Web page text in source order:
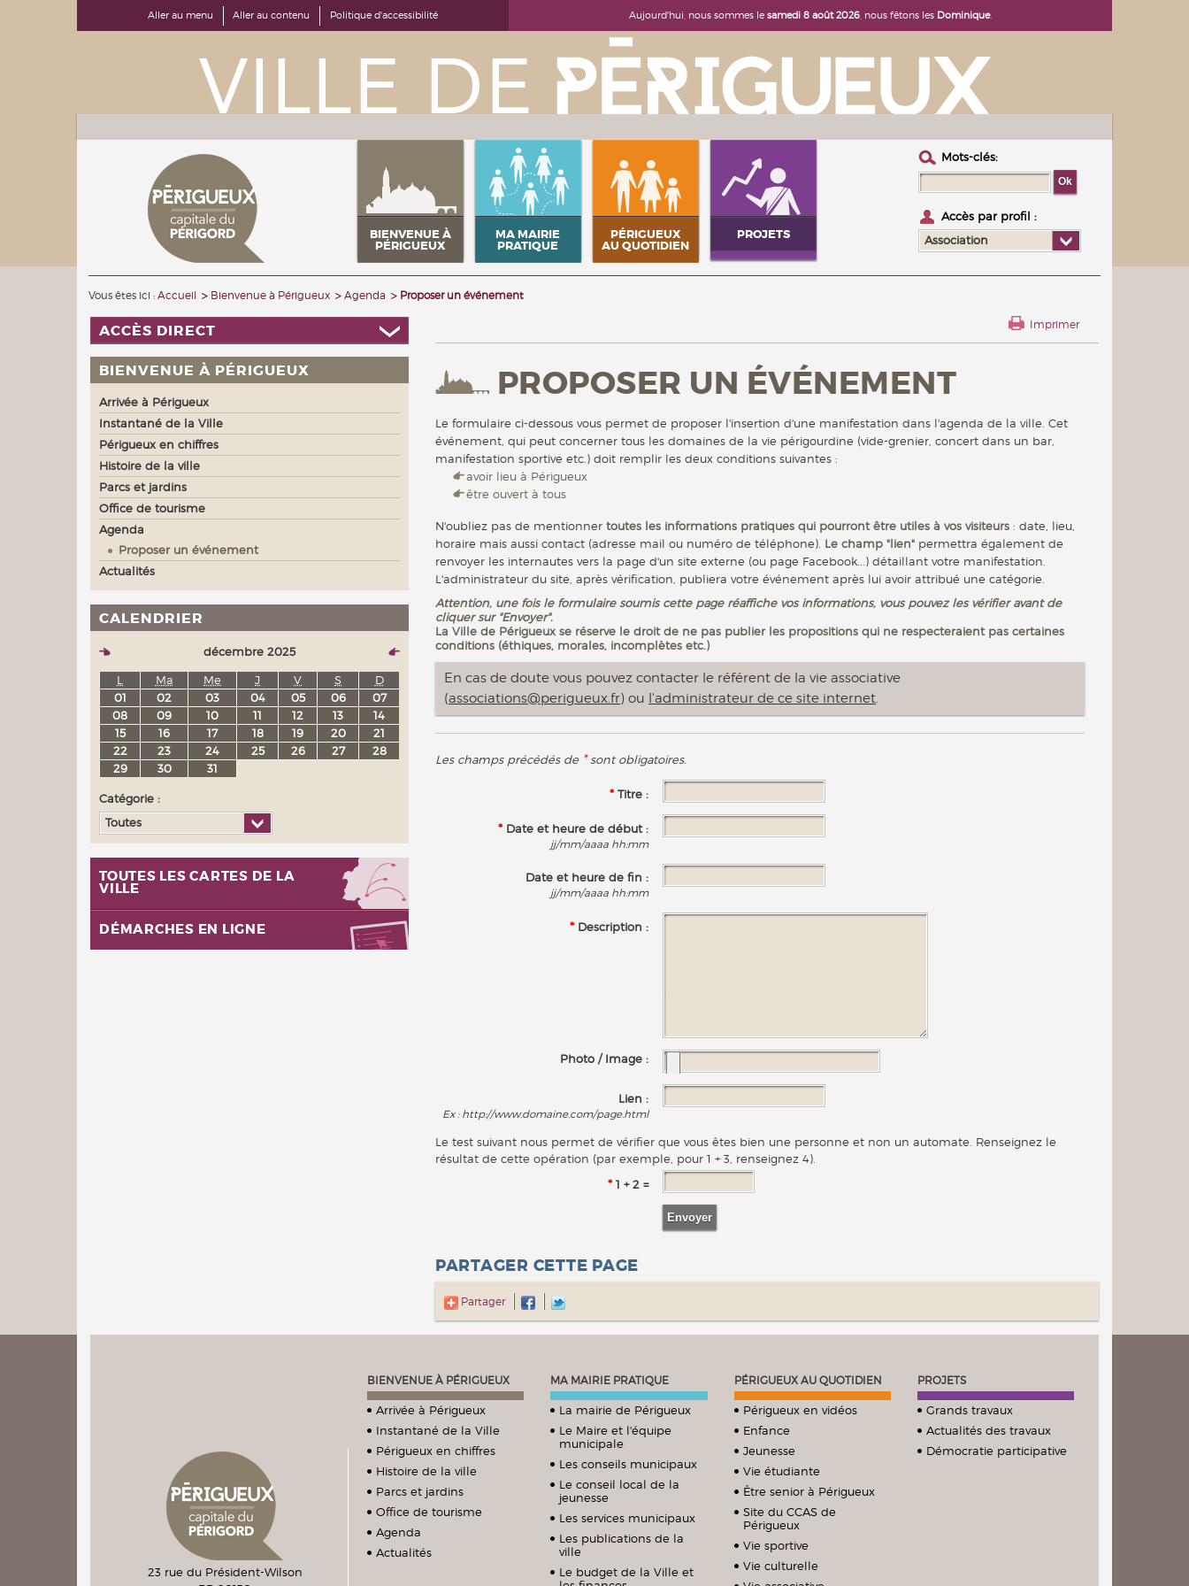
Aller au menu Aller au contenu Politique d'accessibilité Aujourd'hui, nous sommes le samedi 8 août 2026, nous fêtons les Dominique.
BIENVENUE À
PÉRIGUEUX
MA MAIRIE
PRATIQUE
PÉRIGUEUX
AU QUOTIDIEN
PROJETS
Mots-clés :
Accès par profil :
Association
Vous êtes ici : Accueil Bienvenue à Périgueux Agenda Proposer un événement
Imprimer
PROPOSER UN ÉVÉNEMENT
Le formulaire ci-dessous vous permet de proposer l'insertion d'une manifestation dans l'agenda de la ville. Cet
événement, qui peut concerner tous les domaines de la vie périgourdine (vide-grenier, concert dans un bar,
manifestation sportive etc.) doit remplir les deux conditions suivantes :
avoir lieu à Périgueux
être ouvert à tous
N'oubliez pas de mentionner toutes les informations pratiques qui pourront être utiles à vos visiteurs : date, lieu,
horaire mais aussi contact (adresse mail ou numéro de téléphone). Le champ "lien"permettra également de
renvoyer les internautes vers la page d'un site externe (ou page Facebook...) détaillant votre manifestation.
L'administrateur du site, après vérification, publiera votre événement après lui avoir attribué une catégorie.
Attention, une fois le formulaire soumis cette page réaffiche vos informations, vous pouvez les vérifier avant de
cliquer sur "Envoyer".
La Ville de Périgueux se réserve le droit de ne pas publier les propositions qui ne respecteraient pas certaines
conditions (éthiques, morales, incomplètes etc.)
En cas de doute vous pouvez contacter le référent de la vie associative
(associations@perigueux.fr) ou l'administrateur de ce site internet.
Les champs précédés de *sont obligatoires.
*Titre :
*Date et heure de début :
jj/mm/aaaa hh:mm
Date et heure de fin :
jj/mm/aaaa hh:mm
*Description :
Photo / Image :
Lien :
Ex : http://www.domaine.com/page.html
Le test suivant nous permet de vérifier que vous êtes bien une personne et non un automate. Renseignez le
résultat de cette opération (par exemple, pour 1 + 3, renseignez 4).
*1 + 2 =
PARTAGER CETTE PAGE
Partager
ACCÈS DIRECT
BIENVENUE À PÉRIGUEUX
Arrivée à Périgueux
Instantané de la Ville
Périgueux en chiffres
Histoire de la ville
Parcs et jardins
Office de tourisme
Agenda
Proposer un événement
Actualités
CALENDRIER
décembre 2025
L
Ma Me J V S
D
01
02 03 04 05 06
07
08
09 10 11 12 13
14
15
16 17 18 19 20
21
22
23 24 25 26 27
28
29
30 31
Catégorie :
Toutes
TOUTES LES CARTES DE LA
VILLE
DÉMARCHES EN LIGNE
23 rue du Président-Wilson
BIENVENUE À PÉRIGUEUX
Arrivée à Périgueux
Instantané de la Ville
Périgueux en chiffres
Histoire de la ville
Parcs et jardins
Office de tourisme
Agenda
Actualités
MA MAIRIE PRATIQUE
La mairie de Périgueux
Le Maire et l'équipe
municipale
Les conseils municipaux
Le conseil local de la
jeunesse
Les services municipaux
Les publications de la
ville
Le budget de la Ville et
PÉRIGUEUX AU QUOTIDIEN
Périgueux en vidéos
Enfance
Jeunesse
Vie étudiante
Être senior à Périgueux
Site du CCAS de
Périgueux
Vie sportive
Vie culturelle
PROJETS
Grands travaux
Actualités des travaux
Démocratie participative